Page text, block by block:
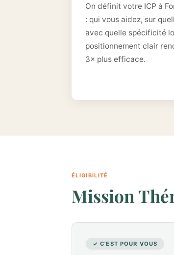
On définit votre ICP à
: qui vous aidez, sur
avec quelle spécificité
positionnement clair
3× plus efficace.
ÉLIGIBILITÉ
Mission
✓ C'EST POUR VOUS